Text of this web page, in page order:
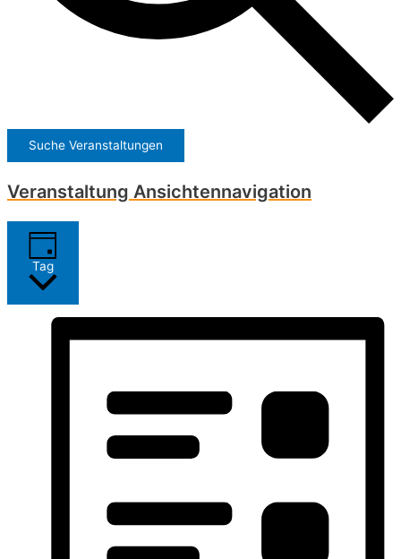
Suche Veranstaltungen
Veranstaltung Ansichtennavigation
Tag